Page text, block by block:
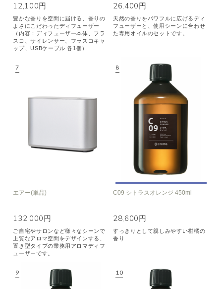
12,100円
豊かな香りを空間に届ける、香りの
よさにこだわったディフューザー
（内容：ディフューザー本体、フラ
スコ、サイレンサー、フラスコキャ
ップ、USBケーブル 各1個）
26,400円
天然の香りをパワフルに広げるディ
フューザーと、使用シーンに合わせ
た専用オイルのセットです。
エアー(単品)
132,000円
ご自宅やサロンなど様々なシーンで
上質なアロマ空間をデザインする、
置き型タイプの業務用アロマディフ
ューザーです。
C09 シトラスオレンジ 450ml
28,600円
すっきりとして親しみやすい柑橘の
香り